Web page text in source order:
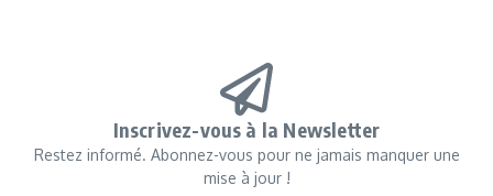
Inscrivez-vous à la Newsletter
Restez informé. Abonnez-vous pour ne jamais manquer une
mise à jour !